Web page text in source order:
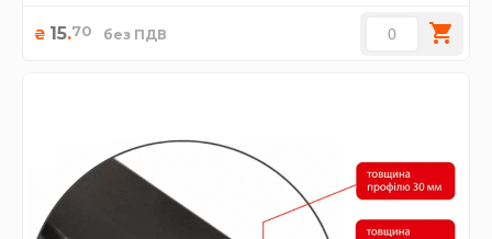
₴ 15.70 без ПДВ